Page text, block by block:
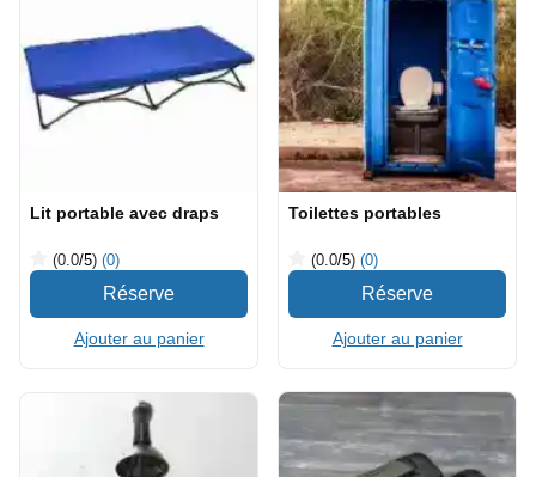
Lit portable avec draps
(0.0/5) (0)
Ajouter au panier
Toilettes portables
(0.0/5) (0)
Ajouter au panier